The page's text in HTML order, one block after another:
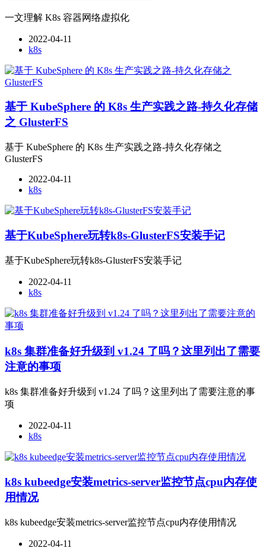
一文理解 K8s 容器网络虚拟化
2022-04-11
k8s
基于 KubeSphere 的 K8s 生产实践之路-持久化存储
之 GlusterFS
基于 KubeSphere 的 K8s 生产实践之路-持久化存储之
GlusterFS
2022-04-11
k8s
基于KubeSphere玩转k8s-GlusterFS安装手记
基于KubeSphere玩转k8s-GlusterFS安装手记
2022-04-11
k8s
k8s 集群准备好升级到 v1.24 了吗？这里列出了需要
注意的事项
k8s 集群准备好升级到 v1.24 了吗？这里列出了需要注意的事
项
2022-04-11
k8s
k8s kubeedge安装metrics-server监控节点cpu内存使
用情况
k8s kubeedge安装metrics-server监控节点cpu内存使用情况
2022-04-11